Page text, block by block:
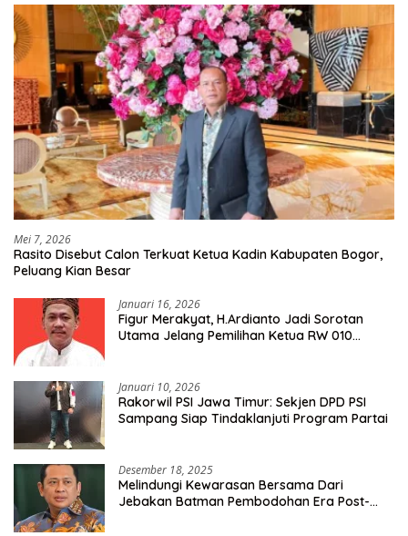
Mei 7, 2026
Rasito Disebut Calon Terkuat Ketua Kadin Kabupaten Bogor,
Peluang Kian Besar
Januari 16, 2026
Figur Merakyat, H.Ardianto Jadi Sorotan
Utama Jelang Pemilihan Ketua RW 010
Januari 10, 2026
Rakorwil PSI Jawa Timur: Sekjen DPD PSI
Sampang Siap Tindaklanjuti Program Partai
Desember 18, 2025
Melindungi Kewarasan Bersama Dari
Jebakan Batman Pembodohan Era Post-